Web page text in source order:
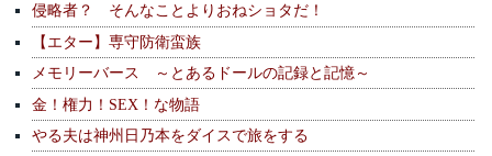
侵略者？ そんなことよりおねショタだ！
【エター】専守防衛蛮族
メモリーバース ～とあるドールの記録と記憶～
金！権力！SEX！な物語
やる夫は神州日乃本をダイスで旅をする